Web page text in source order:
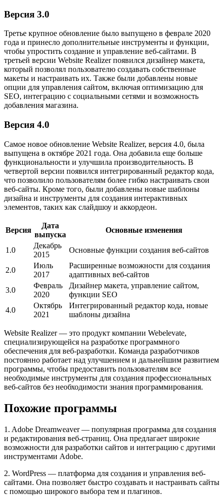
Версия 3.0
Третье крупное обновление было выпущено в феврале 2020
года и принесло дополнительные инструменты и функции,
чтобы упростить создание и управление веб-сайтами. В
третьей версии Website Realizer появился дизайнер макета,
который позволял пользователю создавать собственные
макеты и настраивать их. Также были добавлены новые
опции для управления сайтом, включая оптимизацию для
SEO, интеграцию с социальными сетями и возможность
добавления магазина.
Версия 4.0
Самое новое обновление Website Realizer, версия 4.0, была
выпущена в октябре 2021 года. Она добавила еще больше
функциональности и улучшила производительность. В
четвертой версии появился интегрированный редактор кода,
что позволило пользователям более гибко настраивать свои
веб-сайты. Кроме того, были добавлены новые шаблоны
дизайна и инструменты для создания интерактивных
элементов, таких как слайдшоу и аккордеон.
Версия
Дата
выпуска
Основные изменения
1.0
Декабрь
2015
Основные функции создания веб-сайтов
2.0
Июль
2017
Расширенные возможности для создания
адаптивных веб-сайтов
3.0
Февраль
2020
Дизайнер макета, управление сайтом,
функции SEO
4.0
Октябрь
2021
Интегрированный редактор кода, новые
шаблоны дизайна
Website Realizer — это продукт компании Webelevate,
специализирующейся на разработке программного
обеспечения для веб-разработки. Команда разработчиков
постоянно работает над улучшением и дальнейшим развитием
программы, чтобы предоставить пользователям все
необходимые инструменты для создания профессиональных
веб-сайтов без необходимости знания программирования.
Похожие программы
1. Adobe Dreamweaver — популярная программа для создания
и редактирования веб-страниц. Она предлагает широкие
возможности для разработки сайтов и интеграцию с другими
инструментами Adobe.
2. WordPress — платформа для создания и управления веб-
сайтами. Она позволяет быстро создавать и настраивать сайты
с помощью широкого выбора тем и плагинов.